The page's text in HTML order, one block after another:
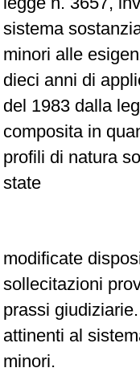
sistema
minori alle
dieci anni di
del 1983 dalla
composita in
profili di natura
state
modificate
sollecitazioni
prassi
attinenti al
minori.